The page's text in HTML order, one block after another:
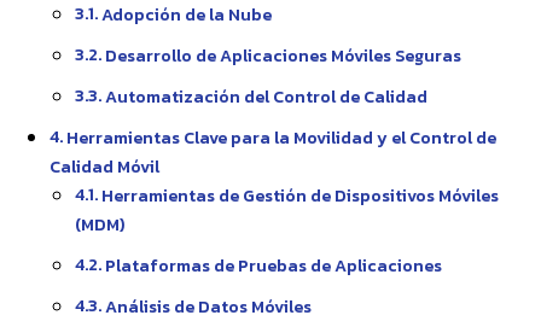
Adopción de la Nube
Desarrollo de Aplicaciones Móviles Seguras
Automatización del Control de Calidad
Herramientas Clave para la Movilidad y el Control de
Calidad Móvil
Herramientas de Gestión de Dispositivos Móviles
(MDM)
Plataformas de Pruebas de Aplicaciones
Análisis de Datos Móviles